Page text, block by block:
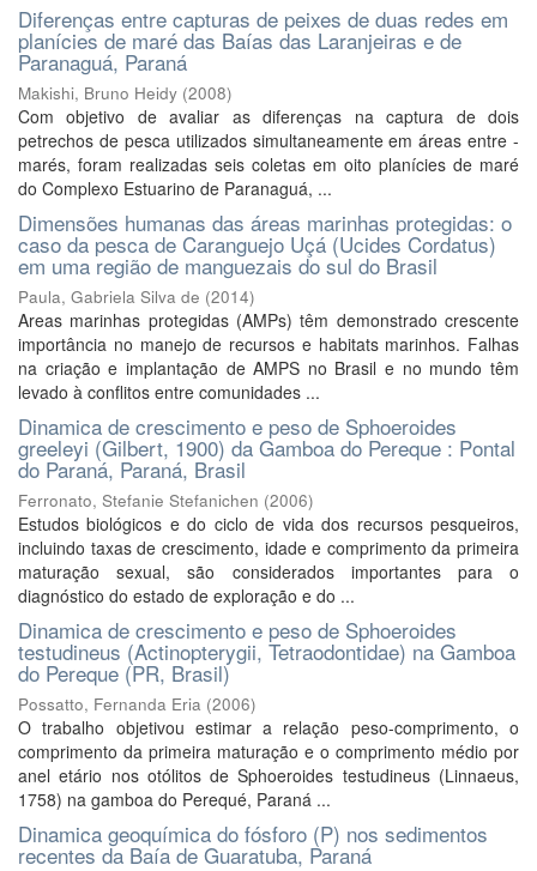
Diferenças entre capturas de peixes de duas redes em
planícies de maré das Baías das Laranjeiras e de
Paranaguá, Paraná
Makishi, Bruno Heidy (2008)
Com objetivo de avaliar as diferenças na captura de dois
petrechos de pesca utilizados simultaneamente em áreas entre -
marés, foram realizadas seis coletas em oito planícies de maré
do Complexo Estuarino de Paranaguá, ...
Dimensões humanas das áreas marinhas protegidas: o
caso da pesca de Caranguejo Uçá (Ucides Cordatus)
em uma região de manguezais do sul do Brasil
Paula, Gabriela Silva de (2014)
Areas marinhas protegidas (AMPs) têm demonstrado crescente
importância no manejo de recursos e habitats marinhos. Falhas
na criação e implantação de AMPS no Brasil e no mundo têm
levado à conflitos entre comunidades ...
Dinamica de crescimento e peso de Sphoeroides
greeleyi (Gilbert, 1900) da Gamboa do Pereque : Pontal
do Paraná, Paraná, Brasil
Ferronato, Stefanie Stefanichen (2006)
Estudos biológicos e do ciclo de vida dos recursos pesqueiros,
incluindo taxas de crescimento, idade e comprimento da primeira
maturação sexual, são considerados importantes para o
diagnóstico do estado de exploração e do ...
Dinamica de crescimento e peso de Sphoeroides
testudineus (Actinopterygii, Tetraodontidae) na Gamboa
do Pereque (PR, Brasil)
Possatto, Fernanda Eria (2006)
O trabalho objetivou estimar a relação peso-comprimento, o
comprimento da primeira maturação e o comprimento médio por
anel etário nos otólitos de Sphoeroides testudineus (Linnaeus,
1758) na gamboa do Perequé, Paraná ...
Dinamica geoquímica do fósforo (P) nos sedimentos
recentes da Baía de Guaratuba, Paraná